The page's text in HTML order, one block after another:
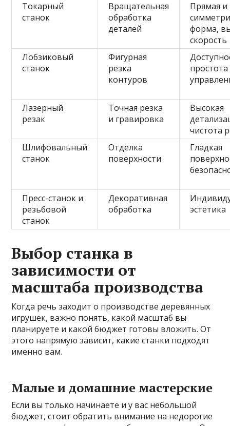
Токарный
станок
Вращательная
обработка
деталей
Прямая и
форма,
скорость
Лобзиковый
станок
Фигурная
резка
контуров
простота
Лазерный
резак
Точная резка
и гравировка
Высокая
чистота
Шлифовальный
станок
Отделка
поверхности
Гладкая
Пресс-станок и
резьбовой
станок
Декоративная
обработка
эстетика
Выбор станка в
зависимости от
масштаба производства
Когда речь заходит о производстве деревянных
игрушек, важно понять, какой масштаб вы
планируете и какой бюджет готовы вложить. От
этого напрямую зависит, какие станки подходят
именно вам.
Малые и домашние мастерские
Если вы только начинаете и у вас небольшой
бюджет, стоит обратить внимание на недорогие